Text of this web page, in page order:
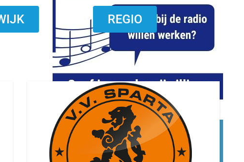
dierenkliniekputten
word vrijwilliger (1)
REGIO